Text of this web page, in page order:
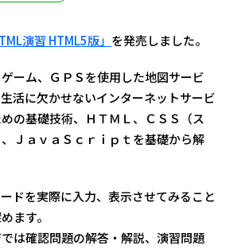
演習 HTML5版」 を発売しました。
ーム、ＧＰＳを使用した地図サービ
活に欠かせないインターネットサービ
の基礎技術、ＨＴＭＬ、ＣＳＳ（ス
ＪａｖａＳｃｒｉｐｔを基礎から解
ドを実際に入力、表示させてみること
ます。
は確認問題の解答・解説、演習問題